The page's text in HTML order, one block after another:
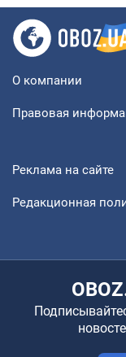
О компании
Правовая
Реклама на сайте
Редакционная